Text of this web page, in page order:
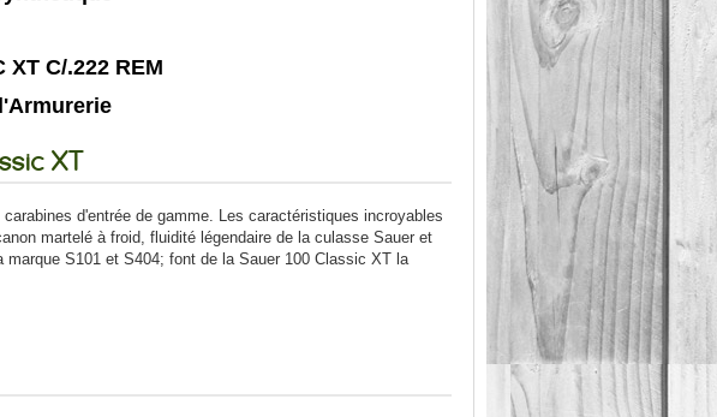
C/.222 REM
XT
d'entrée de gamme. Les caractéristiques incroyables
martelé à froid, fluidité légendaire de la culasse Sauer et
S101 et S404; font de la Sauer 100 Classic XT la